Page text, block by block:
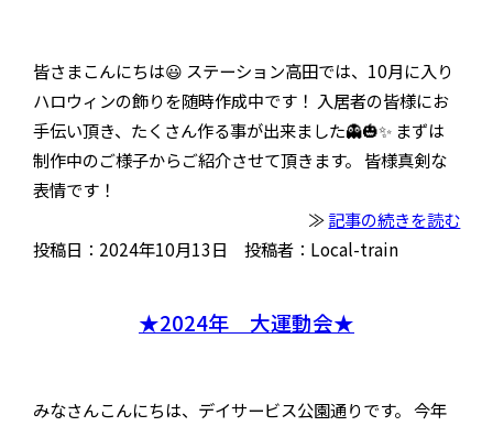
皆さまこんにちは😃 ステーション高田では、10月に入り
ハロウィンの飾りを随時作成中です！ 入居者の皆様にお
手伝い頂き、たくさん作る事が出来ました👻🎃✨ まずは
制作中のご様子からご紹介させて頂きます。 皆様真剣な
表情です！
≫記事の続きを読む
投稿日：2024年10月13日 投稿者：Local-train
★2024年 大運動会★
みなさんこんにちは、デイサービス公園通りです。 今年